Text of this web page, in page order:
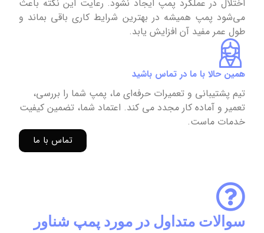
اختلال در عملکرد پمپ ایجاد نشود. رعایت این نکته باعث
می‌شود پمپ همیشه در بهترین شرایط کاری باقی بماند و
طول عمر مفید آن افزایش یابد.
همین حالا با ما در تماس باشید
تیم پشتیبانی و تعمیرات حرفه‌ای ما، پمپ شما را بررسی،
تعمیر و آماده کار مجدد می کند. اعتماد شما، تضمین کیفیت
خدمات ماست.
تماس با ما
سوالات متداول در مورد پمپ شناور